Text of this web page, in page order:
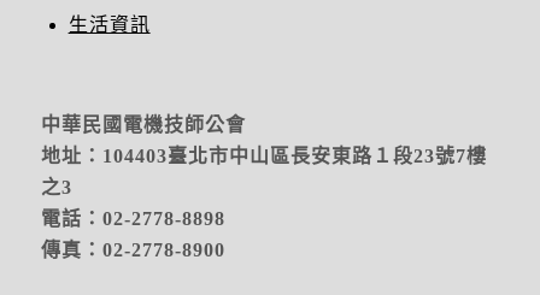
生活資訊
中華民國電機技師公會
地址：104403臺北市中山區長安東路１段23號7樓
之3
電話：02-2778-8898
傳真：02-2778-8900